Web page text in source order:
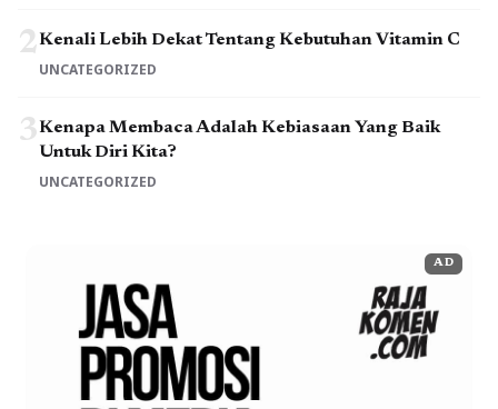
2Kenali Lebih Dekat Tentang Kebutuhan Vitamin C
UNCATEGORIZED
3Kenapa Membaca Adalah Kebiasaan Yang Baik
Untuk Diri Kita?
UNCATEGORIZED
AD